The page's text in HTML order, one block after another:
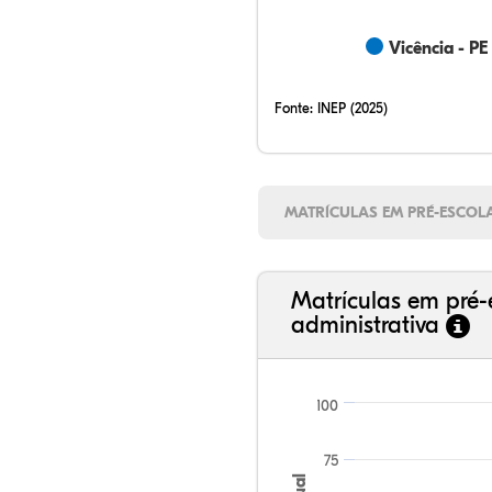
Vicência - PE
Fonte: INEP (2025)
MATRÍCULAS EM PRÉ-
Matrículas em
administrativa
100
75